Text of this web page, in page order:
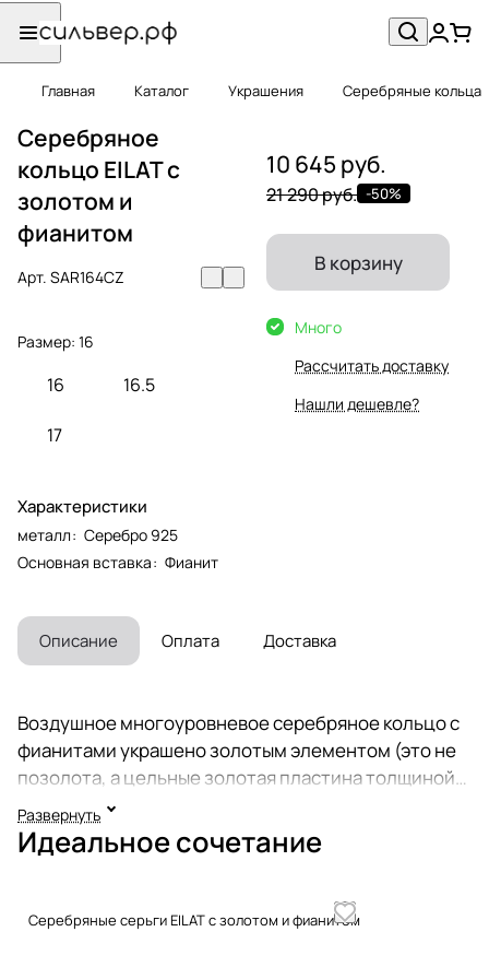
Главная Каталог Украшения Серебряные кольца
Серебряное
кольцо EILAT с
золотом и
фианитом
Арт. SAR164CZ
Размер: 16
16 16.5
17
Характеристики
металл: Серебро 925
Основная вставка: Фианит
10 645 руб.
21 290 руб. -50%
В корзину
Много
Рассчитать доставку
Нашли дешевле?
Описание Оплата Доставка
Воздушное многоуровневое серебряное кольцо с
фианитами украшено золотым элементом (это не
позолота, а цельные золотая пластина толщиной
0,2 мм., надежно припаянная к украшению). В
отличие от позолоты, золото на этом кольце
никогда не сотрется. Удобная посадка кольца.
израильские украшения не родируются, а
Развернуть
Идеальное сочетание
Серебряные серьги EILAT с золотом и фианитом